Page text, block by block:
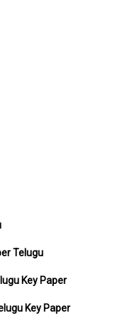
Telugu
Key Paper
Key Paper